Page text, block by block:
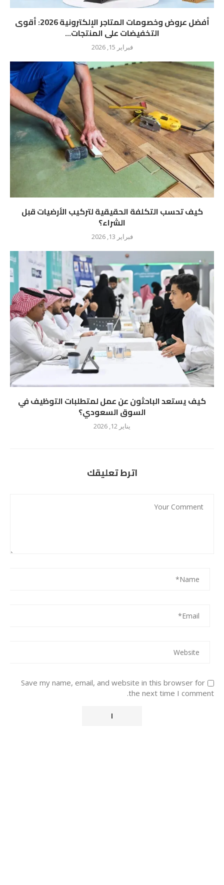
أفضل عروض وخصومات المتاجر الإلكترونية 2026: أقوى
التخفيضات على المنتجات...
فبراير 15, 2026
كيف تحسب التكلفة الحقيقية لتركيب الأرضيات قبل
الشراء؟
فبراير 13, 2026
كيف يستعد الباحثون عن عمل لمتطلبات التوظيف في
السوق السعودي؟
يناير 12, 2026
اترط تعليقك
Save my name, email, and website in this browser for
the next time I comment.